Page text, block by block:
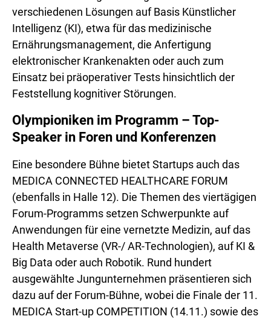
verschiedenen Lösungen auf Basis Künstlicher
Intelligenz (KI), etwa für das medizinische
Ernährungsmanagement, die Anfertigung
elektronischer Krankenakten oder auch zum
Einsatz bei präoperativer Tests hinsichtlich der
Feststellung kognitiver Störungen.
Olympioniken im Programm – Top-
Speaker in Foren und Konferenzen
Eine besondere Bühne bietet Startups auch das
MEDICA CONNECTED HEALTHCARE FORUM
(ebenfalls in Halle 12). Die Themen des viertägigen
Forum-Programms setzen Schwerpunkte auf
Anwendungen für eine vernetzte Medizin, auf das
Health Metaverse (VR-/ AR-Technologien), auf KI &
Big Data oder auch Robotik. Rund hundert
ausgewählte Jungunternehmen präsentieren sich
dazu auf der Forum-Bühne, wobei die Finale der 11.
MEDICA Start-up COMPETITION (14.11.) sowie des